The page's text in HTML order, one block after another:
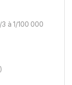
à 1/100 000